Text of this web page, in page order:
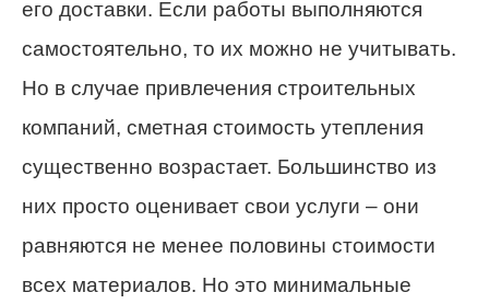
его доставки. Если работы выполняются
самостоятельно, то их можно не учитывать.
Но в случае привлечения строительных
компаний, сметная стоимость утепления
существенно возрастает. Большинство из
них просто оценивает свои услуги – они
равняются не менее половины стоимости
всех материалов. Но это минимальные